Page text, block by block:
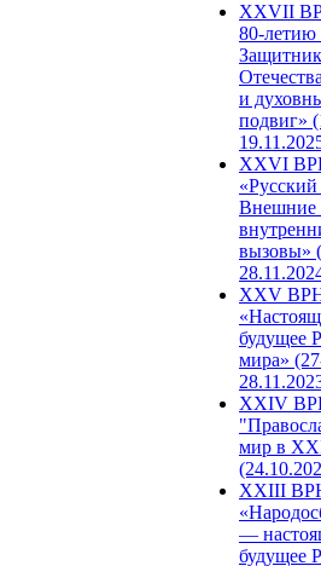
ХХVII
80-
и
подвиг»
XXVI
Внешние
вызовы»
XXV
будущее
мира»
XXIV
мир в
XXIII
—
будущее